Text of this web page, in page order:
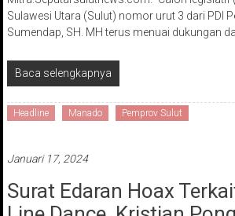
Sulawesi Utara (Sulut) nomor urut 3 dari PDI
Sumendap, SH. MH terus menuai dukungan
Baca selengkapnya
Headline Manado Pemprov Sulut
Januari 17, 2024
Surat Edaran Hoax